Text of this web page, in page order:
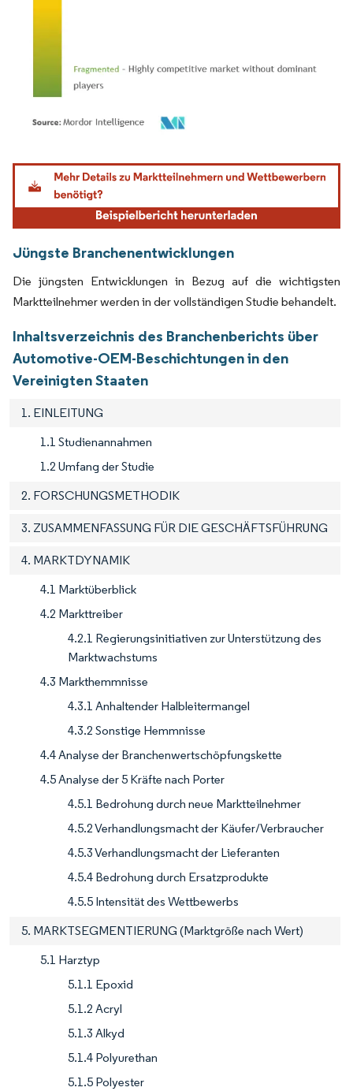
Bild © Mordor Intelligence. Wiederverwendung erfordert Namensnennung gemäß
Jüngste Branchenentwicklungen
Die jüngsten Entwicklungen in Bezug auf die wichtigsten
Marktteilnehmer werden in der vollständigen Studie behandelt.
Inhaltsverzeichnis des Branchenberichts über
Automotive-OEM-Beschichtungen in den
Vereinigten Staaten
1. EINLEITUNG
1.1 Studienannahmen
1.2 Umfang der Studie
2. FORSCHUNGSMETHODIK
3. ZUSAMMENFASSUNG FÜR DIE GESCHÄFTSFÜHRUNG
4. MARKTDYNAMIK
4.1 Marktüberblick
4.2 Markttreiber
4.2.1 Regierungsinitiativen zur Unterstützung des
Marktwachstums
4.3 Markthemmnisse
4.3.1 Anhaltender Halbleitermangel
4.3.2 Sonstige Hemmnisse
4.4 Analyse der Branchenwertschöpfungskette
4.5 Analyse der 5 Kräfte nach Porter
4.5.1 Bedrohung durch neue Marktteilnehmer
4.5.2 Verhandlungsmacht der Käufer/Verbraucher
4.5.3 Verhandlungsmacht der Lieferanten
4.5.4 Bedrohung durch Ersatzprodukte
4.5.5 Intensität des Wettbewerbs
5. MARKTSEGMENTIERUNG (Marktgröße nach Wert)
5.1 Harztyp
5.1.1 Epoxid
5.1.2 Acryl
5.1.3 Alkyd
5.1.4 Polyurethan
5.1.5 Polyester